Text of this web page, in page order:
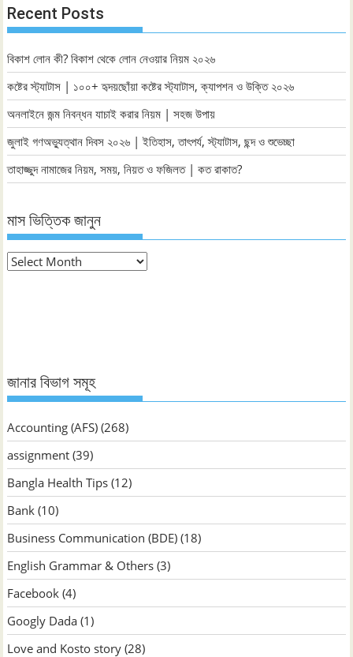
Recent Posts
বিকাশ লোন কী? বিকাশ থেকে লোন নেওয়ার নিয়ম ২০২৬
কষ্টের স্ট্যাটাস | ১০০+ হৃদয়ছোঁয়া কষ্টের স্ট্যাটাস, ক্যাপশন ও উক্তি ২০২৬
অনলাইনে জন্ম নিবন্ধন যাচাই করার নিয়ম | সহজ উপায়
জুলাই গণঅভ্যুত্থান দিবস ২০২৬ | ইতিহাস, তাৎপর্য, স্ট্যাটাস, ছন্দ ও শুভেচ্ছা
তাহাজ্জুদ নামাজের নিয়ম, সময়, নিয়ত ও ফজিলত | কত রাকাত?
মাস ভিত্তিক জানুন
মাস
জানার বিভাগ সমূহ
Accounting (AFS) (268)
assignment (39)
Bangla Health Tips (12)
Bank (10)
Business Communication (BDE) (18)
English Grammar & Others (3)
Facebook (4)
Googly Dada (1)
Love and Kosto story (28)